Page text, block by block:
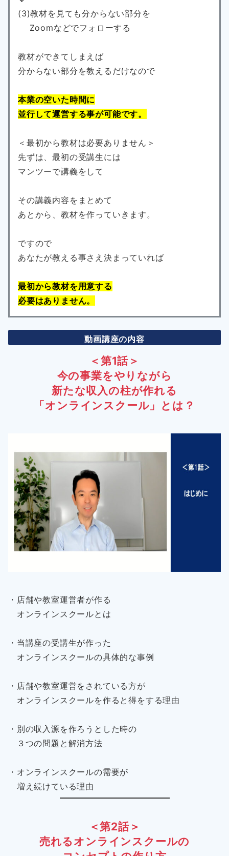
(3)教材を見ても分からない部分を
Zoomなどでフォローする
教材ができてしまえば
分からない部分を教えるだけなので
本業の空いた時間に
並行して運営する事が可能です。
＜最初から教材は必要ありません＞
先ずは、最初の受講生には
マンツーで講義をして
その講義内容をまとめて
あとから、教材を作っていきます。
ですので
あなたが教える事さえ決まっていれば
最初から教材を用意する
必要はありません。
動画講座の内容
＜第1話＞
今の事業をやりながら
新たな収入の柱が作れる
「オンラインスクール」とは？
・店舗や教室運営者が作る
オンラインスクールとは
・当講座の受講生が作った
オンラインスクールの具体的な事例
・店舗や教室運営をされている方が
オンラインスクールを作ると得をする理由
・別の収入源を作ろうとした時の
３つの問題と解消方法
・オンラインスクールの需要が
増え続けている理由
＜第2話＞
売れるオンラインスクールの